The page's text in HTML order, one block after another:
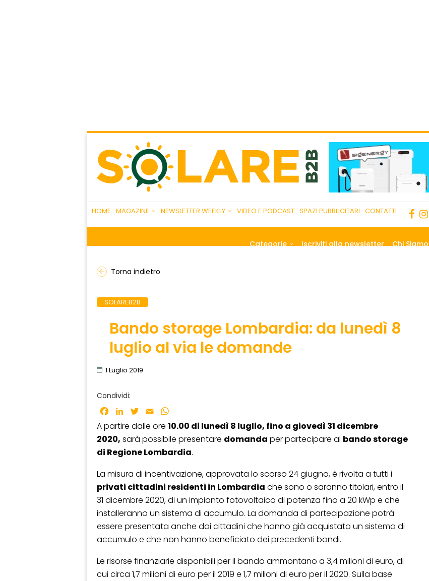
HOME MAGAZINE NEWSLETTER WEEKLY VIDEO E PODCAST SPAZI PUBBLICITARI CONTATTI
Categorie Iscriviti alla newsletter Chi Siamo
Torna indietro
SOLAREB2B
Bando storage Lombardia: da lunedì 8
luglio al via le domande
1 Luglio 2019
Condividi:
Facebook
LinkedInTwitter
Email
A partire dalle ore 10.00 di lunedì 8 luglio, fino a giovedì 31 dicembre
2020, sarà possibile presentare domanda per partecipare al bando storage
di Regione Lombardia.
La misura di incentivazione, approvata lo scorso 24 giugno, è rivolta a tutti i
privati cittadini residenti in Lombardia che sono o saranno titolari, entro il
31 dicembre 2020, di un impianto fotovoltaico di potenza fino a 20 kWp e che
installeranno un sistema di accumulo. La domanda di partecipazione potrà
essere presentata anche dai cittadini che hanno già acquistato un sistema di
accumulo e che non hanno beneficiato dei precedenti bandi.
Le risorse finanziarie disponibili per il bando ammontano a 3,4 milioni di euro, di
cui circa 1,7 milioni di euro per il 2019 e 1,7 milioni di euro per il 2020. Sulla base